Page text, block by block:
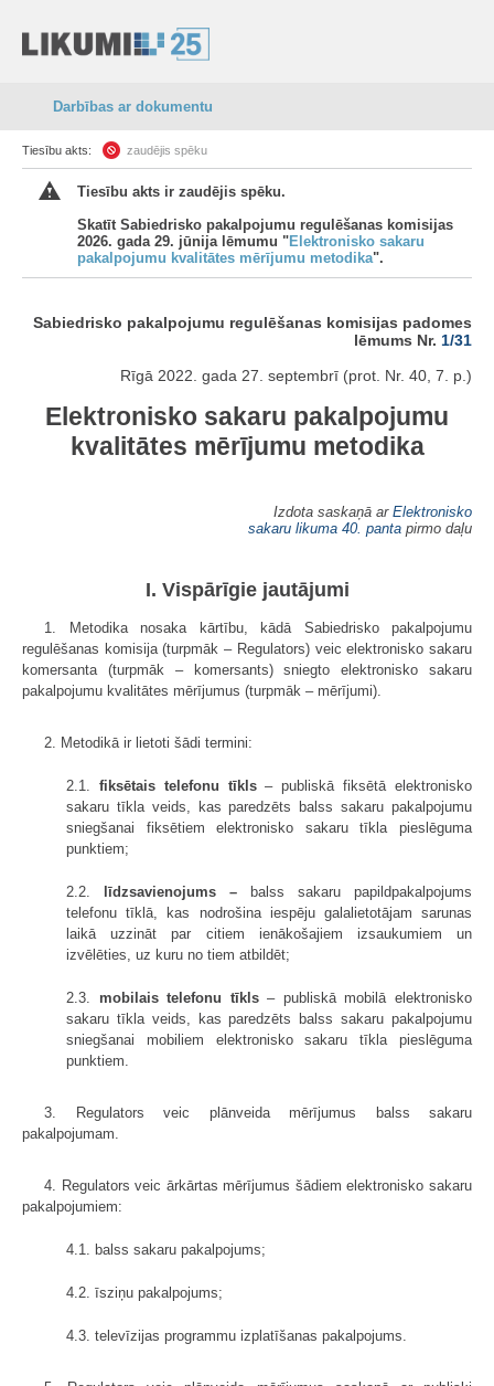
Darbības ar dokumentu
Tiesību akts: zaudējis spēku
Tiesību akts ir zaudējis spēku.
Skatīt Sabiedrisko pakalpojumu regulēšanas komisijas
2026. gada 29. jūnija lēmumu "Elektronisko sakaru
pakalpojumu kvalitātes mērījumu metodika".
Sabiedrisko pakalpojumu regulēšanas komisijas padomes
lēmums Nr. 1/31
Rīgā 2022. gada 27. septembrī (prot. Nr. 40, 7. p.)
Elektronisko sakaru pakalpojumu
kvalitātes mērījumu metodika
Izdota saskaņā ar Elektronisko
sakaru likuma 40. panta pirmo daļu
I. Vispārīgie jautājumi
1. Metodika nosaka kārtību, kādā Sabiedrisko pakalpojumu
regulēšanas komisija (turpmāk – Regulators) veic elektronisko sakaru
komersanta (turpmāk – komersants) sniegto elektronisko sakaru
pakalpojumu kvalitātes mērījumus (turpmāk – mērījumi).
2. Metodikā ir lietoti šādi termini:
2.1. fiksētais telefonu tīkls– publiskā fiksētā elektronisko
sakaru tīkla veids, kas paredzēts balss sakaru pakalpojumu
sniegšanai fiksētiem elektronisko sakaru tīkla pieslēguma
punktiem;
2.2. līdzsavienojums – balss sakaru papildpakalpojums
telefonu tīklā, kas nodrošina iespēju galalietotājam sarunas
laikā uzzināt par citiem ienākošajiem izsaukumiem un
izvēlēties, uz kuru no tiem atbildēt;
2.3. mobilais telefonu tīkls– publiskā mobilā elektronisko
sakaru tīkla veids, kas paredzēts balss sakaru pakalpojumu
sniegšanai mobiliem elektronisko sakaru tīkla pieslēguma
punktiem.
3. Regulators veic plānveida mērījumus balss sakaru
pakalpojumam.
4. Regulators veic ārkārtas mērījumus šādiem elektronisko sakaru
pakalpojumiem:
4.1. balss sakaru pakalpojums;
4.2. īsziņu pakalpojums;
4.3. televīzijas programmu izplatīšanas pakalpojums.